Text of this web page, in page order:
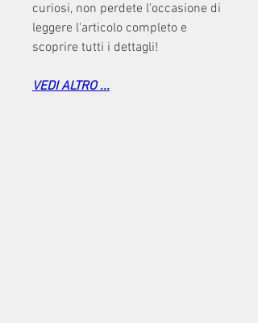
curiosi, non perdete l'occasione di
leggere l'articolo completo e
scoprire tutti i dettagli!
VEDI ALTRO ...